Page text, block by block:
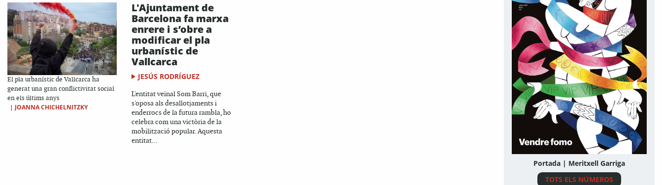
El pla urbanístic de Vallcarca ha
generat una gran conflictivitat social
en els últims anys
| JOANNA CHICHELNITZKY
L'Ajuntament de
Barcelona fa marxa
enrere i s’obre a
modificar el pla
urbanístic de
Vallcarca
JESÚS RODRÍGUEZ
L'entitat veïnal Som Barri, que
s'oposa als desallotjaments i
enderrocs de la futura rambla, ho
celebra com una victòria de la
mobilització popular. Aquesta
entitat...
Portada | Meritxell Garriga
TOTS ELS NÚMEROS